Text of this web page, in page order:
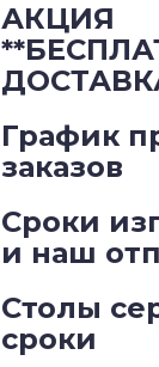
АКЦИЯ
График
заказов
Сроки
и наш
Столы
сроки